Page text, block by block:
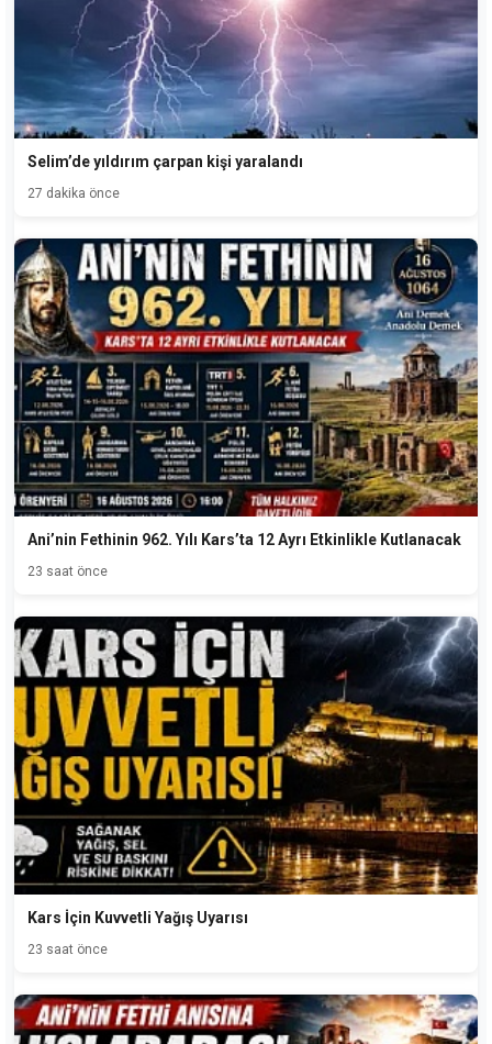
Selim’de yıldırım çarpan kişi yaralandı
27 dakika önce
Ani’nin Fethinin 962. Yılı Kars’ta 12 Ayrı Etkinlikle Kutlanacak
23 saat önce
Kars İçin Kuvvetli Yağış Uyarısı
23 saat önce